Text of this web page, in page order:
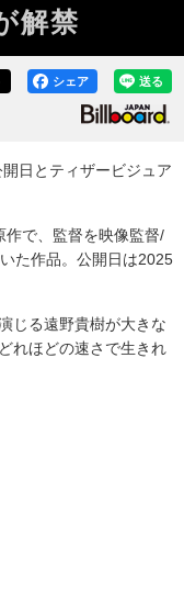
解禁
送る
シェア
日とティザービジュア
で、監督を映像監督/
た作品。公開日は2025
じる遠野貴樹が大きな
れほどの速さで生きれ